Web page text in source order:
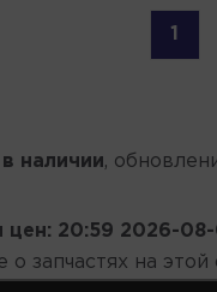
1
в наличии,
цен: 20:59 2026-
о запчастях на